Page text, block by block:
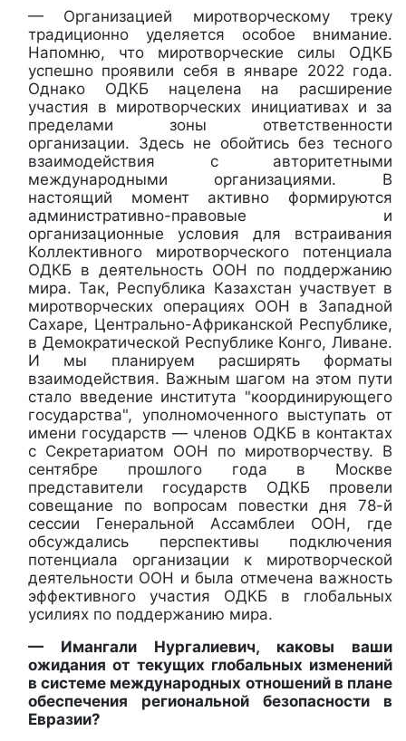
— Организацией миротворческому треку
традиционно уделяется особое внимание.
Напомню, что миротворческие силы ОДКБ
успешно проявили себя в январе 2022 года.
Однако ОДКБ нацелена на расширение
участия в миротворческих инициативах и за
пределами зоны ответственности
организации. Здесь не обойтись без тесного
взаимодействия с авторитетными
международными организациями. В
настоящий момент активно формируются
административно-правовые и
организационные условия для встраивания
Коллективного миротворческого потенциала
ОДКБ в деятельность ООН по поддержанию
мира. Так, Республика Казахстан участвует в
миротворческих операциях ООН в Западной
Сахаре, Центрально-Африканской Республике,
в Демократической Республике Конго, Ливане.
И мы планируем расширять форматы
взаимодействия. Важным шагом на этом пути
стало введение института "координирующего
государства", уполномоченного выступать от
имени государств — членов ОДКБ в контактах
с Секретариатом ООН по миротворчеству. В
сентябре прошлого года в Москве
представители государств ОДКБ провели
совещание по вопросам повестки дня 78-й
сессии Генеральной Ассамблеи ООН, где
обсуждались перспективы подключения
потенциала организации к миротворческой
деятельности ООН и была отмечена важность
эффективного участия ОДКБ в глобальных
усилиях по поддержанию мира.
— Имангали Нургалиевич, каковы ваши
ожидания от текущих глобальных изменений
в системе международных отношений в плане
обеспечения региональной безопасности в
Евразии?